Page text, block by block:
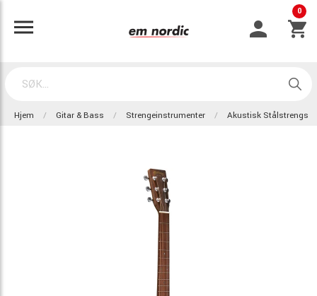
0
Hjem Gitar & Bass Strengeinstrumenter Akustisk Stålstrengs